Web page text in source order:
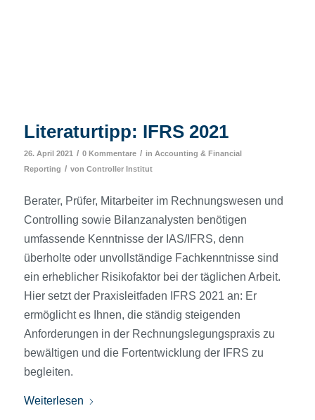
Literaturtipp: IFRS 2021
26. April 2021 / 0 Kommentare / in Accounting & Financial
Reporting / von Controller Institut
Berater, Prüfer, Mitarbeiter im Rechnungswesen und
Controlling sowie Bilanzanalysten benötigen
umfassende Kenntnisse der IAS/IFRS, denn
überholte oder unvollständige Fachkenntnisse sind
ein erheblicher Risikofaktor bei der täglichen Arbeit.
Hier setzt der Praxisleitfaden IFRS 2021 an: Er
ermöglicht es Ihnen, die ständig steigenden
Anforderungen in der Rechnungslegungspraxis zu
bewältigen und die Fortentwicklung der IFRS zu
begleiten.
Weiterlesen